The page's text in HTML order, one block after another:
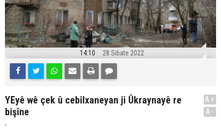
14:10 28 Sibate 2022
YEyê wê çek û cebilxaneyan ji Ûkraynayê re
bişîne
.
A+
A-